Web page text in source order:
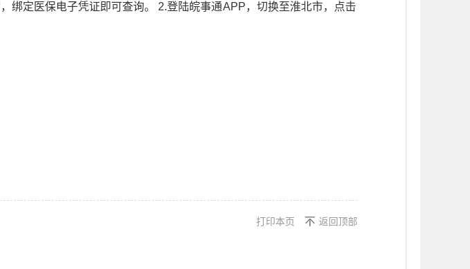
绑定医保电子凭证即可查询。 2.登陆皖事通APP，切换至淮北市，点击
打印本页 返回顶部